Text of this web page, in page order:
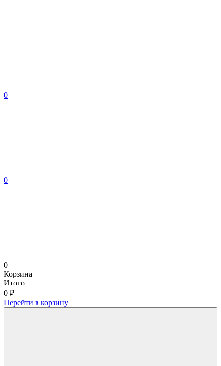
0
0
0
Корзина
Итого
0 ₽
Перейти в корзину